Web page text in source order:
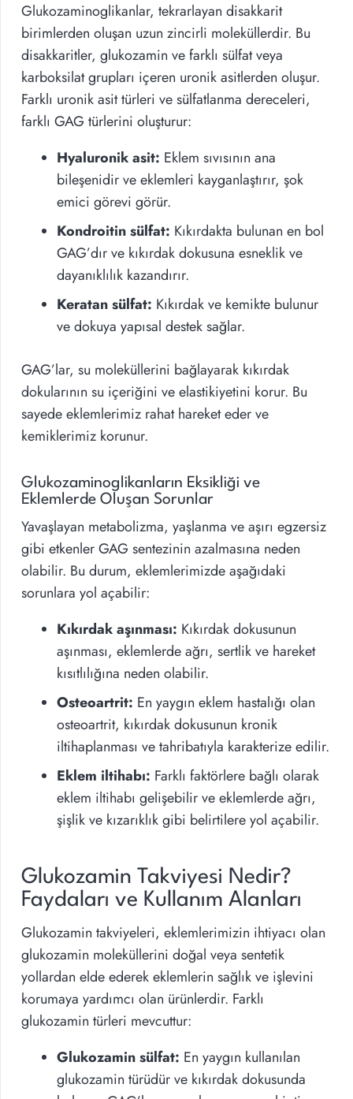
Glukozaminoglikanlar, tekrarlayan disakkarit
birimlerden oluşan uzun zincirli moleküllerdir. Bu
disakkaritler, glukozamin ve farklı sülfat veya
karboksilat grupları içeren uronik asitlerden oluşur.
Farklı uronik asit türleri ve sülfatlanma dereceleri,
farklı GAG türlerini oluşturur:
Hyaluronik asit: Eklem sıvısının ana
bileşenidir ve eklemleri kayganlaştırır, şok
emici görevi görür.
Kondroitin sülfat: Kıkırdakta bulunan en bol
GAG’dır ve kıkırdak dokusuna esneklik ve
dayanıklılık kazandırır.
Keratan sülfat: Kıkırdak ve kemikte bulunur
ve dokuya yapısal destek sağlar.
GAG’lar, su moleküllerini bağlayarak kıkırdak
dokularının su içeriğini ve elastikiyetini korur. Bu
sayede eklemlerimiz rahat hareket eder ve
kemiklerimiz korunur.
Glukozaminoglikanların Eksikliği ve
Eklemlerde Oluşan Sorunlar
Yavaşlayan metabolizma, yaşlanma ve aşırı egzersiz
gibi etkenler GAG sentezinin azalmasına neden
olabilir. Bu durum, eklemlerimizde aşağıdaki
sorunlara yol açabilir:
Kıkırdak aşınması: Kıkırdak dokusunun
aşınması, eklemlerde ağrı, sertlik ve hareket
kısıtlılığına neden olabilir.
Osteoartrit: En yaygın eklem hastalığı olan
osteoartrit, kıkırdak dokusunun kronik
iltihaplanması ve tahribatıyla karakterize edilir.
Eklem iltihabı: Farklı faktörlere bağlı olarak
eklem iltihabı gelişebilir ve eklemlerde ağrı,
şişlik ve kızarıklık gibi belirtilere yol açabilir.
Glukozamin Takviyesi Nedir?
Faydaları ve Kullanım Alanları
Glukozamin takviyeleri, eklemlerimizin ihtiyacı olan
glukozamin moleküllerini doğal veya sentetik
yollardan elde ederek eklemlerin sağlık ve işlevini
korumaya yardımcı olan ürünlerdir. Farklı
glukozamin türleri mevcuttur:
Glukozamin sülfat: En yaygın kullanılan
glukozamin türüdür ve kıkırdak dokusunda